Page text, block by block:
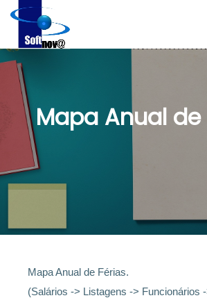
Mapa Anual de
Mapa Anual de Férias.
(Salários -> Listagens -> Funcionários